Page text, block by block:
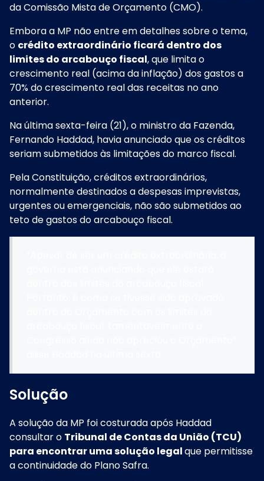
da Comissão Mista de Orçamento (CMO).
Embora a MP não entre em detalhes sobre o tema,
o crédito extraordinário ficará dentro dos
limites do arcabouço fiscal, que limita o
crescimento real (acima da inflação) dos gastos a
70% do crescimento real das receitas no ano
anterior.
Na última sexta-feira (21), o ministro da Fazenda,
Fernando Haddad, havia anunciado que os créditos
seriam submetidosàs limitações do marco fiscal.
Pela Constituição, créditos extraordinários,
normalmente destinados a despesas imprevistas,
urgentes ou emergenciais, não são submetidos ao
teto de gastos do arcabouço fiscal.
Solução
A solução da MP foi costurada após Haddad
consultar o Tribunal de Contas da União (TCU)
para encontrar uma solução legalque permitisse
a continuidade do Plano Safra.